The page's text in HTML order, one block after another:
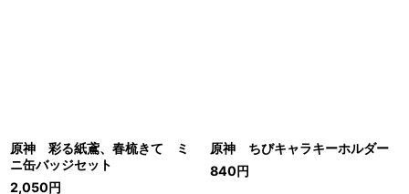
原神 彩る紙鳶、春梳きて ミ
ニ缶バッジセット
2,050円
原神 ちびキャラキーホルダー
840円